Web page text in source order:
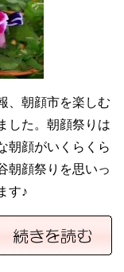
、朝顔市を楽しむ
した。朝顔祭りは
朝顔がいくらくら
朝顔祭りを思いっ
す♪